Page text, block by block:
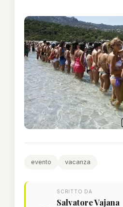
evento vacanza
SCRITTO DA
Salvatore Vajana